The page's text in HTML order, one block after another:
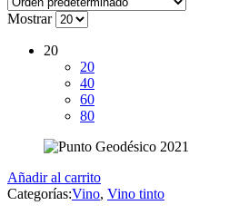
Mostrar
20
20
40
60
80
Añadir al carrito
Categorías:Vino, Vino tinto